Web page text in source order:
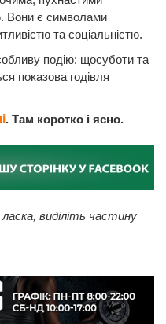
Вони є символами
та соціальністю.
подію: щосуботи та
показова годівля
. Там коротко і ясно.
виділіть частину